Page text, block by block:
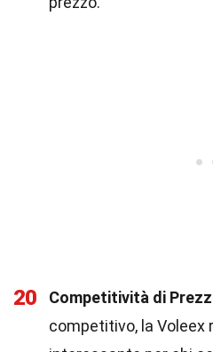
20 Competitività di
competitivo, la Voleex